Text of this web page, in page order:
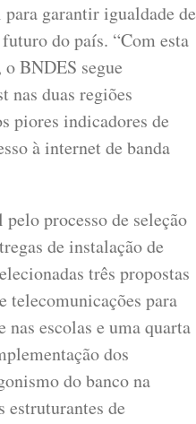
garantir igualdade de
do país. “Com esta
BNDES segue
nas duas regiões
piores indicadores de
à internet de banda
processo de seleção
de instalação de
três propostas
telecomunicações para
escolas e uma quarta
dos
do banco na
estruturantes de